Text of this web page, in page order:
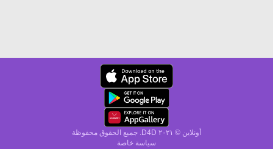
أونلاين © ۲۰٢١ D4D. جميع الحقوق محفوظة
سياسة خاصة